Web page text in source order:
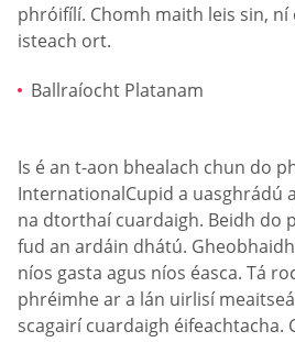
phróifílí. Chomh maith leis sin,
isteach ort.
Ballraíocht Platanam
Is é an t-aon bhealach chun do
InternationalCupid a uasghrádú
na dtorthaí cuardaigh. Beidh do
fud an ardáin dhátú.
níos gasta agus níos éasca. Tá
phréimhe ar a lán uirlisí
scagairí cuardaigh éifeachtacha.